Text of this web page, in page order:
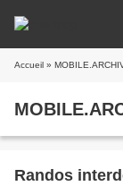
Accueil »
Randos